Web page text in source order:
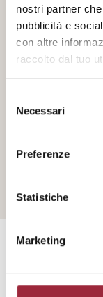
nostri partner
pubblicità e
con altre
raccolto dal tuo
delNecessari
Preferenze
Statistiche
Marketing
TOSTATURA:
Scura
ORIGINI:
Brasile, Vietnam,
Frutta matura,